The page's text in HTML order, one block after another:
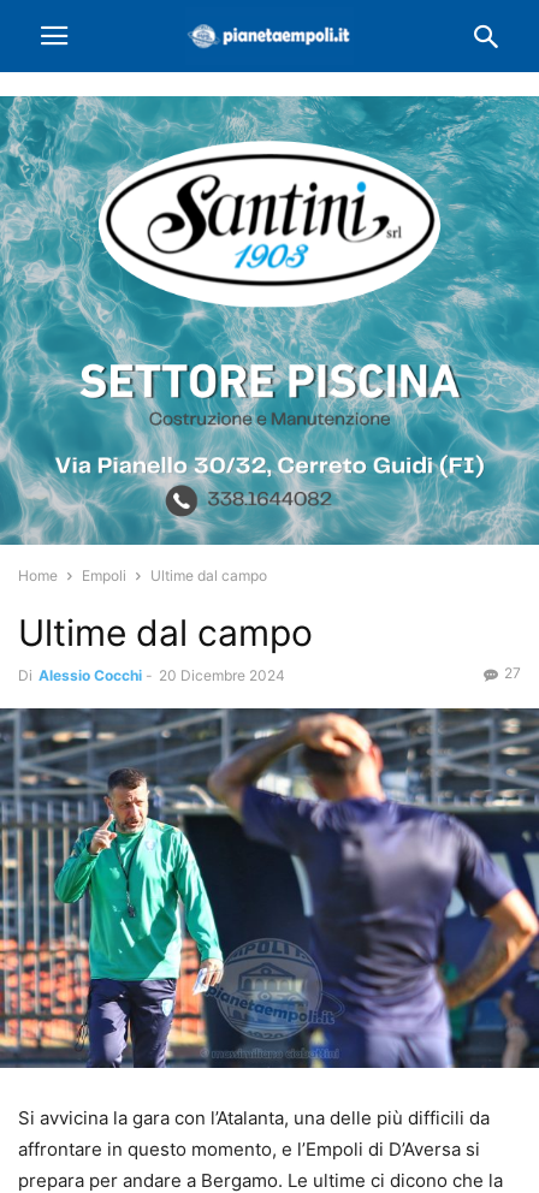
Home Empoli Ultime dal campo
Ultime dal campo
Di Alessio Cocchi - 20 Dicembre 2024 27
Si avvicina la gara con l’Atalanta, una delle più difficili da
affrontare in questo momento, e l’Empoli di D’Aversa si
prepara per andare a Bergamo. Le ultime ci dicono che la